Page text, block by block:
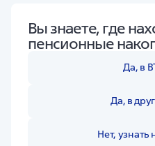
Вы знаете, где
пенсионные
Да, в
Да, в
Нет, узнать